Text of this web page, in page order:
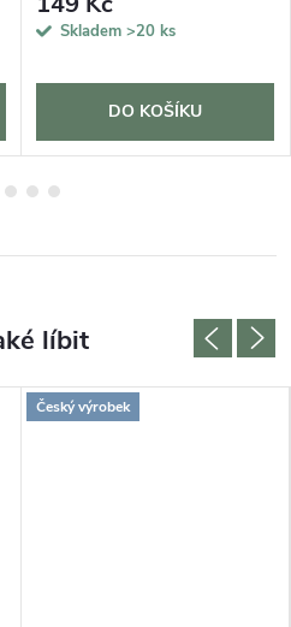
Skladem >20 ks
DO KOŠÍKU
Český výrobek